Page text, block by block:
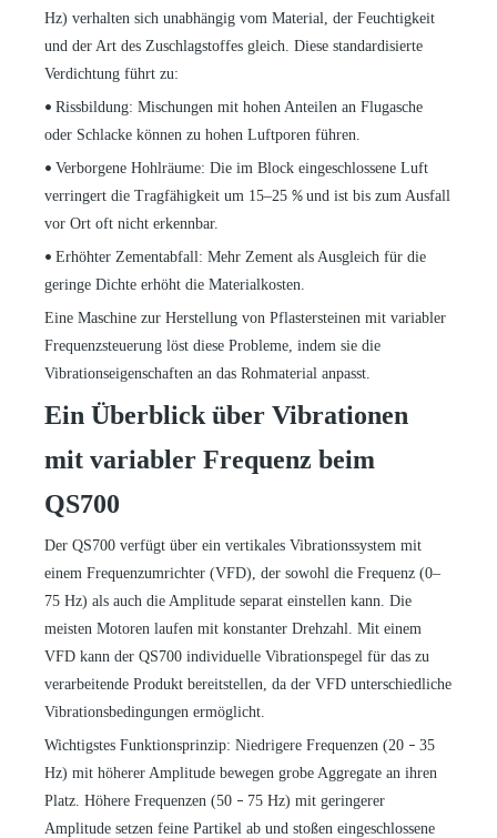
Hz) verhalten sich unabhängig vom Material, der Feuchtigkeit
und der Art des Zuschlagstoffes gleich. Diese standardisierte
Verdichtung führt zu:
• Rissbildung: Mischungen mit hohen Anteilen an Flugasche
oder Schlacke können zu hohen Luftporen führen.
• Verborgene Hohlräume: Die im Block eingeschlossene Luft
verringert die Tragfähigkeit um 15–25 % und ist bis zum Ausfall
vor Ort oft nicht erkennbar.
• Erhöhter Zementabfall: Mehr Zement als Ausgleich für die
geringe Dichte erhöht die Materialkosten.
Eine Maschine zur Herstellung von Pflastersteinen mit variabler
Frequenzsteuerung löst diese Probleme, indem sie die
Vibrationseigenschaften an das Rohmaterial anpasst.
Ein Überblick über Vibrationen
mit variabler Frequenz beim
QS700
Der QS700 verfügt über ein vertikales Vibrationssystem mit
einem Frequenzumrichter (VFD), der sowohl die Frequenz (0–
75 Hz) als auch die Amplitude separat einstellen kann. Die
meisten Motoren laufen mit konstanter Drehzahl. Mit einem
VFD kann der QS700 individuelle Vibrationspegel für das zu
verarbeitende Produkt bereitstellen, da der VFD unterschiedliche
Vibrationsbedingungen ermöglicht.
Wichtigstes Funktionsprinzip: Niedrigere Frequenzen (20 – 35
Hz) mit höherer Amplitude bewegen grobe Aggregate an ihren
Platz. Höhere Frequenzen (50 – 75 Hz) mit geringerer
Amplitude setzen feine Partikel ab und stoßen eingeschlossene